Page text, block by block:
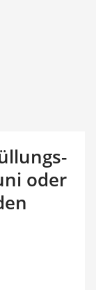
oder